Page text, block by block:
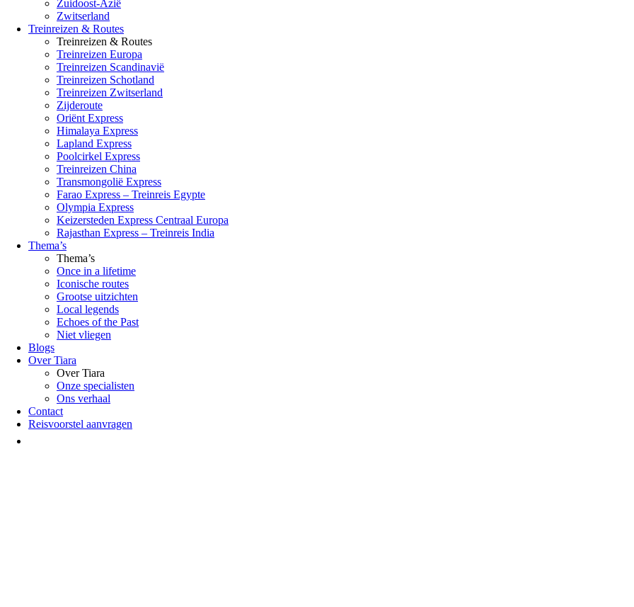
Zuidoost-Azië
Zwitserland
Treinreizen & Routes
Treinreizen & Routes
Treinreizen Europa
Treinreizen Scandinavië
Treinreizen Schotland
Treinreizen Zwitserland
Zijderoute
Oriënt Express
Himalaya Express
Lapland Express
Poolcirkel Express
Treinreizen China
Transmongolië Express
Farao Express – Treinreis Egypte
Olympia Express
Keizersteden Express Centraal Europa
Rajasthan Express – Treinreis India
Thema’s
Thema’s
Once in a lifetime
Iconische routes
Grootse uitzichten
Local legends
Echoes of the Past
Niet vliegen
Blogs
Over Tiara
Over Tiara
Onze specialisten
Ons verhaal
Contact
Reisvoorstel aanvragen